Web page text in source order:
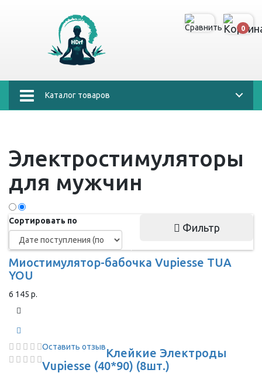
0
Каталог товаров
Электростимуляторы
для мужчин
Сортировать по
Фильтр
Миостимулятор-бабочка Vupiesse TUA
YOU
6 145 р.
Оставить отзывКлейкие Электроды
Vupiesse (40*90) (8шт.)